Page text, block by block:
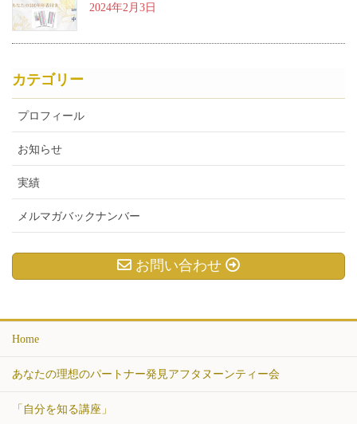
2024年2月3日
カテゴリー
プロフィール
お知らせ
実績
メルマガバックナンバー
お問い合わせ
Home
あなたの理想のパートナー発見アフタヌーンティー会
「自分を知る講座」